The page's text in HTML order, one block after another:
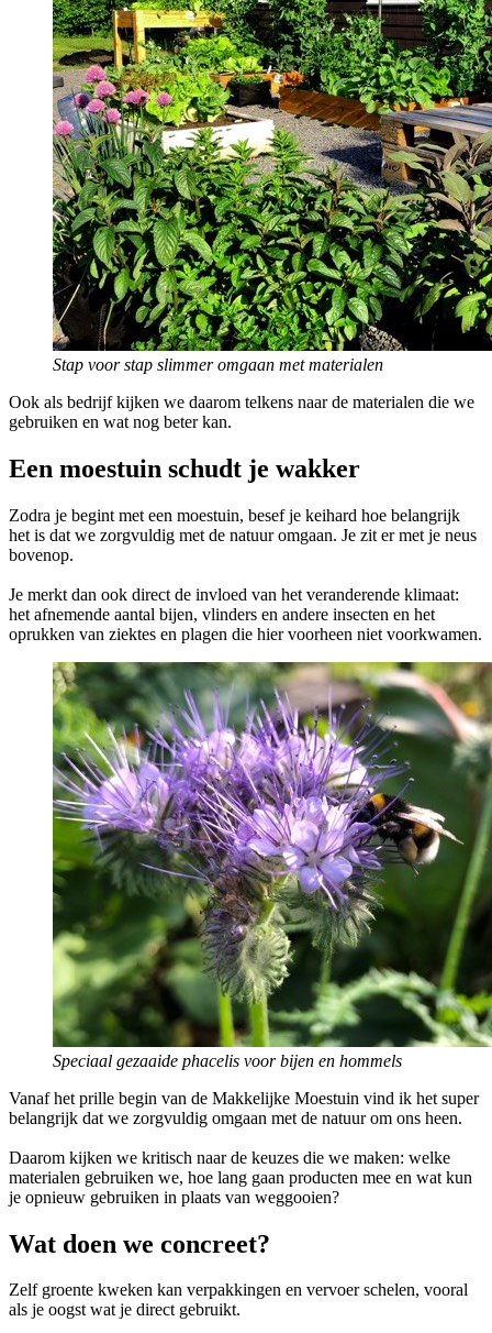
Stap voor stap slimmer omgaan met materialen
Ook als bedrijf kijken we daarom telkens naar de materialen die we
gebruiken en wat nog beter kan.
Een moestuin schudt je wakker
Zodra je begint met een moestuin, besef je keihard hoe belangrijk
het is dat we zorgvuldig met de natuur omgaan. Je zit er met je neus
bovenop.
Je merkt dan ook direct de invloed van het veranderende klimaat:
het afnemende aantal bijen, vlinders en andere insecten en het
oprukken van ziektes en plagen die hier voorheen niet voorkwamen.
Speciaal gezaaide phacelis voor bijen en hommels
Vanaf het prille begin van de Makkelijke Moestuin vind ik het super
belangrijk dat we zorgvuldig omgaan met de natuur om ons heen.
Daarom kijken we kritisch naar de keuzes die we maken: welke
materialen gebruiken we, hoe lang gaan producten mee en wat kun
je opnieuw gebruiken in plaats van weggooien?
Wat doen we concreet?
Zelf groente kweken kan verpakkingen en vervoer schelen, vooral
als je oogst wat je direct gebruikt.